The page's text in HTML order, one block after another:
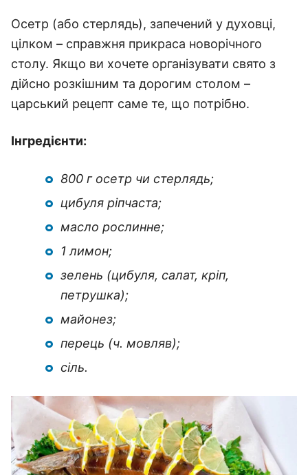
Осетр (або стерлядь), запечений у духовці,
цілком – справжня прикраса новорічного
столу. Якщо ви хочете організувати свято з
дійсно розкішним та дорогим столом –
царський рецепт саме те, що потрібно.
Інгредієнти:
800 г осетр чи стерлядь;
цибуля ріпчаста;
масло рослинне;
1 лимон;
зелень (цибуля, салат, кріп,
петрушка);
майонез;
перець (ч. мовляв);
сіль.